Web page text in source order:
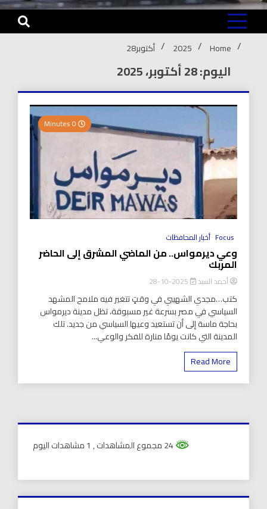
Home
2025 أكتوبر28
اليوم: 28 أكتوبر، 2025
Focus أخبار المحافظات
وعي ديرمواس.. من الماضي المشرق إلى الحاضر
المربك
أحمد السيد
كتب…مجدي الشهيبي في وقتٍ تتغير فيه ملامح المشهد
السياسي في مصر بسرعة غير مسبوقة، تظل مدينة ديرمواس
بحاجة ماسة إلى أن تستعيد وعيها السياسي من جديد. تلك
المدينة التي كانت يومًا منارة للفكر والوعي...
Read More
, 1 مشاهدات اليوم